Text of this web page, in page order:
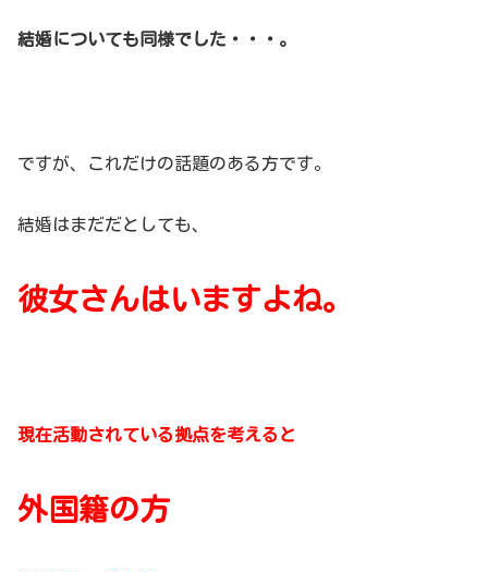
結婚についても同様でした・・・。
ですが、これだけの話題のある方です。
結婚はまだだとしても、
彼女さんはいますよね。
現在活動されている拠点を考えると
外国籍の方